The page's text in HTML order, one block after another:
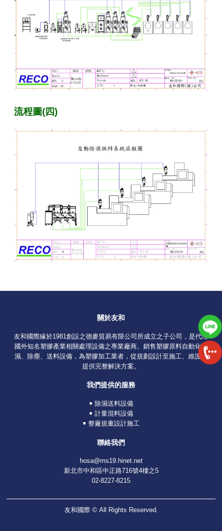
流程圖(四)
關於友和
友和國際緣於1981創設之德麥貿易有限公司所成立之子公司，是代理
國外知名塑膠產業相關處理設備之專業廠商。銷售塑膠原料自動化除
濕、除塵、送料設備，為塑膠加工業者，從規劃設計至施工、維護，
提供完整解決方案。
我們提供的服務
￭ 除濕送料設備
￭ 計量混料設備
￭ 整廠規畫設計施工
聯絡我們
hosa@ms19.hinet.net
新北市中和區中正路716號4樓之5
02-8227-8215
友和國際 © All Rights Reserved.